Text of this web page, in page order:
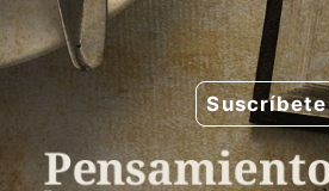
Saltar
al
contenido
Suscríbete